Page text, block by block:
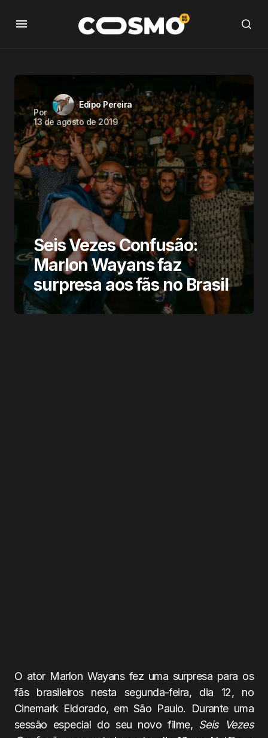
Por
Edipo Pereira
13 de agosto de 2019
Seis Vezes Confusão:
Marlon Wayans faz
surpresa aos fãs no Brasil
O ator Marlon Wayans fez uma surpresa para os
fãs brasileiros nesta segunda-feira, dia 12, no
Cinemark Eldorado, em São Paulo. Durante uma
sessão especial do seu novo filme, Seis Vezes